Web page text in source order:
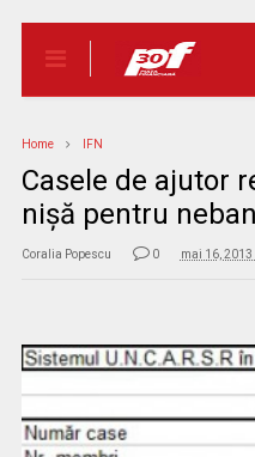
Home IFN
Casele de ajutor
nişă pentru
Coralia Popescu 0 mai 16, 2013